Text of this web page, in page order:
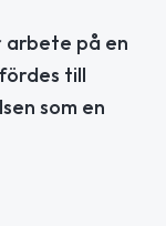
arbete på en
till
som en